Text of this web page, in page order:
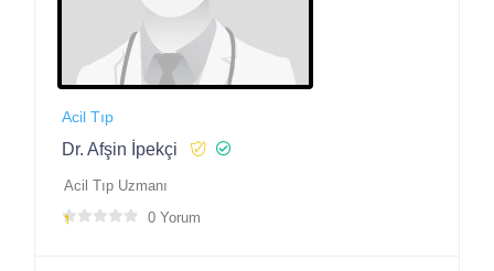
Acil Tıp
Dr. Afşin İpekçi
Acil Tıp Uzmanı
0 Yorum